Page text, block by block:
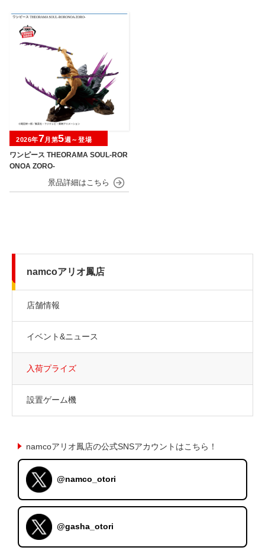
ワンピース THEORAMA SOUL-ROR
ONOA ZORO-
2026年7月第5週～登場
namcoアリオ鳳店
店舗情報
イベント&ニュース
入荷プライズ
設置ゲーム機
namcoアリオ鳳店の公式SNSアカウントはこちら！
@namco_otori
@gasha_otori